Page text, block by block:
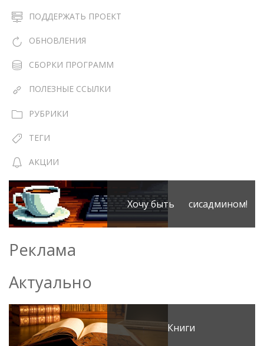
ПОДДЕРЖАТЬ ПРОЕКТ
ОБНОВЛЕНИЯ
СБОРКИ ПРОГРАММ
ПОЛЕЗНЫЕ ССЫЛКИ
РУБРИКИ
ТЕГИ
АКЦИИ
Хочу быть сисадмином!
Реклама
Актуально
Книги